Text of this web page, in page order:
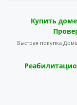
Купить
Быстрая покупка